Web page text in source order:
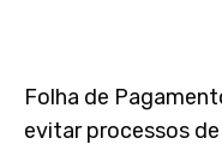
Folha de
evitar processos